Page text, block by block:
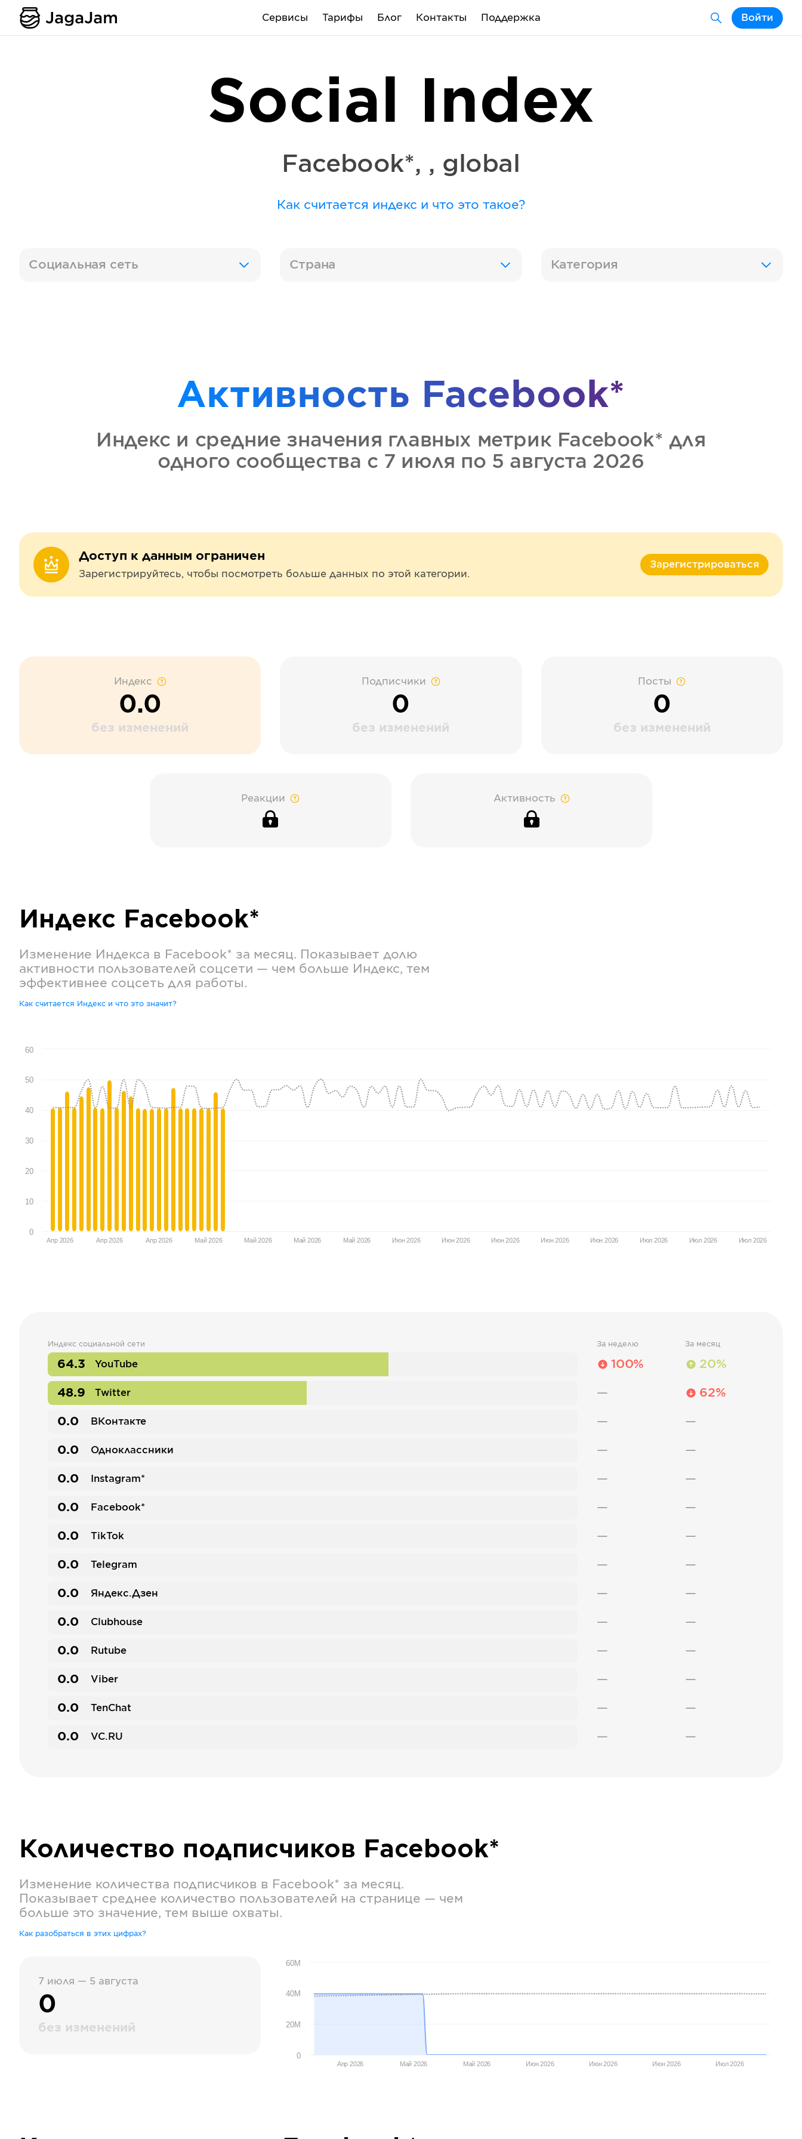
Сервисы Тарифы Блог Контакты Поддержка Войти
Social Index
Facebook*, , global
Как считается индекс и что это такое?
Социальная сеть Страна Категория
Активность Facebook*
Индекс и средние значения главных метрик Facebook* для
одного сообщества с 7 июля по 5 августа 2026
Доступ к данным ограничен
Зарегистрируйтесь, чтобы посмотреть больше данных по этой категории.
Зарегистрироваться
Индекс
0.0
без изменений
Подписчики
0
без изменений
Посты
0
без изменений
Реакции Активность
Индекс Facebook*
Изменение Индекса в Facebook* за месяц. Показывает долю
активности пользователей соцсети — чем больше Индекс, тем
эффективнее соцсеть для работы.
Как считается Индекс и что это значит?
Апр 2026 Апр 2026 Апр 2026 Май 2026 Май 2026 Май 2026 Май 2026 Июн 2026 Июн 2026 Июн 2026 Июн 2026 Июн 2026 Июл 2026 Июл 2026 Июл 2026
0
10
20
30
40
50
60
Индекс социальной сети За неделю За месяц
64.3 YouTube 100% 20%
48.9 Twitter — 62%
0.0 ВКонтакте — —
0.0 Одноклассники — —
0.0 Instagram* — —
0.0 Facebook* — —
0.0 TikTok — —
0.0 Telegram — —
0.0 Яндекс.Дзен — —
0.0 Clubhouse — —
0.0 Rutube — —
0.0 Viber — —
0.0 TenChat — —
0.0 VC.RU — —
Количество подписчиков Facebook*
Изменение количества подписчиков в Facebook* за месяц.
Показывает среднее количество пользователей на странице — чем
больше это значение, тем выше охваты.
Как разобраться в этих цифрах?
7 июля — 5 августа
0
без изменений
Апр 2026 Май 2026 Май 2026 Июн 2026 Июн 2026 Июн 2026 Июл 2026
0
20M
40M
60M